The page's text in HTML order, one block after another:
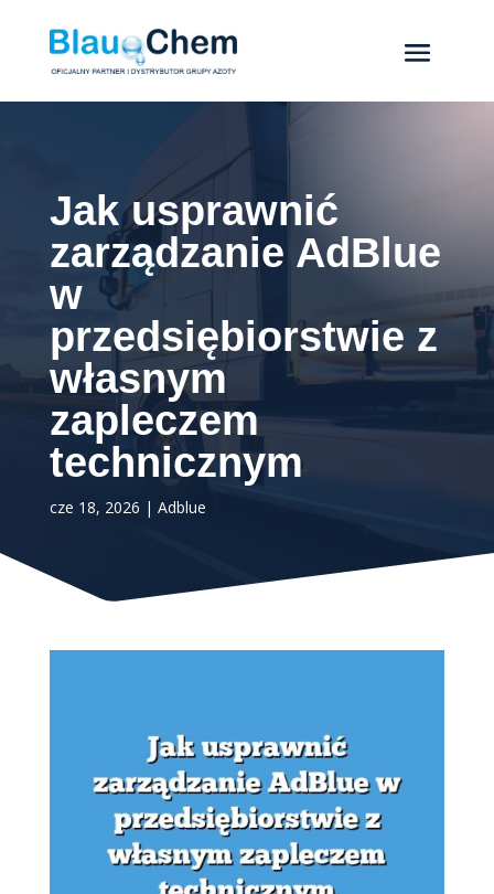
Jak usprawnić
zarządzanie AdBlue
w
przedsiębiorstwie z
własnym
zapleczem
technicznym
cze 18, 2026 | Adblue